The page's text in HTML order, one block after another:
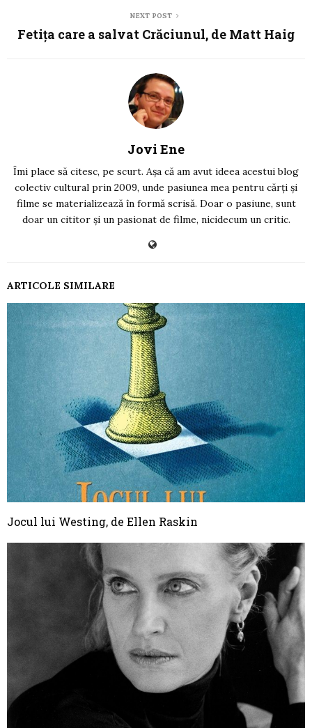
NEXT POST
Fetița care a salvat Crăciunul, de Matt Haig
Jovi Ene
Îmi place să citesc, pe scurt. Așa că am avut ideea acestui blog
colectiv cultural prin 2009, unde pasiunea mea pentru cărți și
filme se materializează în formă scrisă. Doar o pasiune, sunt
doar un cititor și un pasionat de filme, nicidecum un critic.
ARTICOLE SIMILARE
Jocul lui Westing, de Ellen Raskin